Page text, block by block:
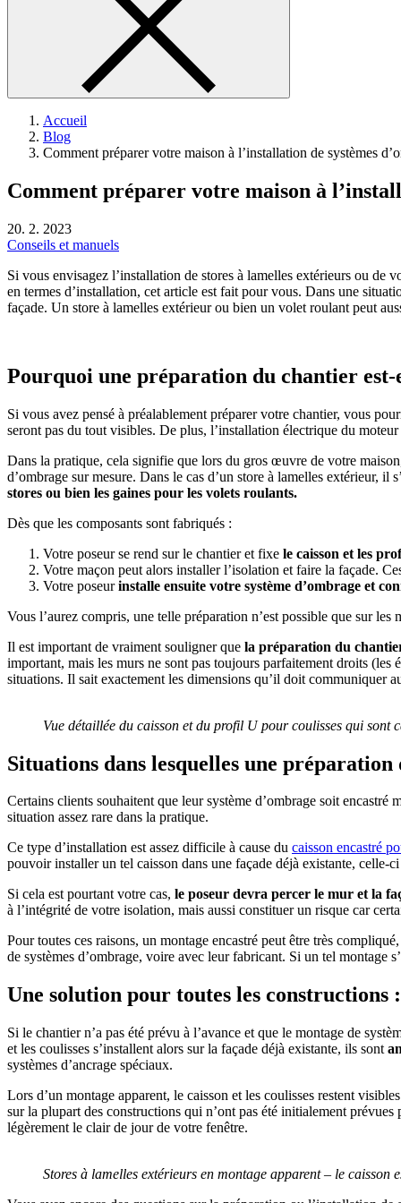
Accueil
Blog
Comment préparer votre maison à l’installation de systèmes
Comment préparer votre maison à
20. 2. 2023
Conseils et manuels
Si vous envisagez l’installation de stores à lamelles extérieurs ou de
en termes d’installation, cet article est fait pour vous. Dans une
façade. Un store à lamelles extérieur ou bien un volet roulant peut
Pourquoi une préparation du chantier est-
Si vous avez pensé à préalablement préparer votre chantier, vous
seront pas du tout visibles. De plus, l’installation électrique du
Dans la pratique, cela signifie que lors du gros œuvre de votre
d’ombrage sur mesure. Dans le cas d’un store à lamelles extérieur,
stores ou bien les gaines pour les volets roulants.
Dès que les composants sont fabriqués :
Votre poseur se rend sur le chantier et fixe le caisson et les
Votre maçon peut alors installer l’isolation et faire la façade.
Votre poseurinstalle ensuite votre système d’ombrage et
Vous l’aurez compris, une telle préparation n’est possible que sur
Il est important de vraiment souligner que la préparation du chantier
important, mais les murs ne sont pas toujours parfaitement droits (les
situations. Il sait exactement les dimensions qu’il doit communiquer
Vue détaillée du caisson et du profil U pour coulisses qui sont
Situations dans lesquelles une
Certains clients souhaitent que leur système d’ombrage soit
situation assez rare dans la pratique.
Ce type d’installation est assez difficile à cause du caisson encastré
pouvoir installer un tel caisson dans une façade déjà existante, celle-
Si cela est pourtant votre cas, le poseur devra percer le mur et la
à l’intégrité de votre isolation, mais aussi constituer un risque car
Pour toutes ces raisons, un montage encastré peut être très
de systèmes d’ombrage, voire avec leur fabricant. Si un tel montage
Une solution pour toutes les constructions
Si le chantier n’a pas été prévu à l’avance et que le montage de
et les coulisses s’installent alors sur la façade déjà existante, ils sont
systèmes d’ancrage spéciaux.
Lors d’un montage apparent, le caisson et les coulisses restent
sur la plupart des constructions qui n’ont pas été initialement
légèrement le clair de jour de votre fenêtre.
Stores à lamelles extérieurs en montage apparent – le